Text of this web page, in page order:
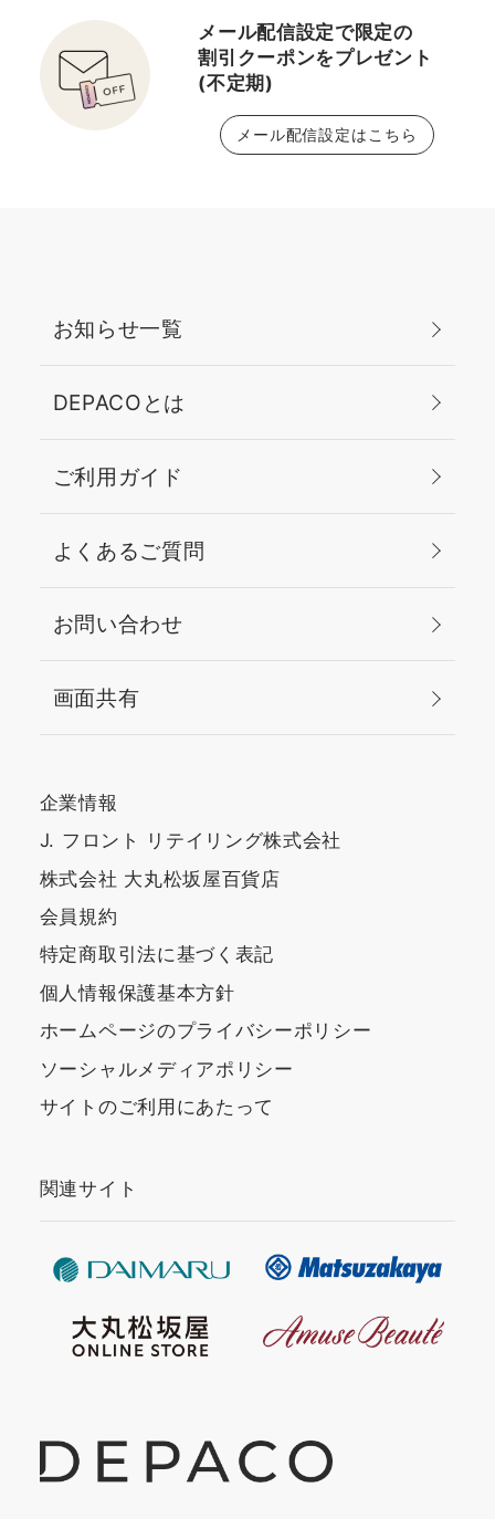
メール配信設定で限定の
割引クーポンをプレゼント
(不定期)
メール配信設定はこちら
お知らせ一覧
DEPACOとは
ご利用ガイド
よくあるご質問
お問い合わせ
画面共有
企業情報
J. フロント リテイリング株式会社
株式会社 大丸松坂屋百貨店
会員規約
特定商取引法に基づく表記
個人情報保護基本方針
ホームページのプライバシーポリシー
ソーシャルメディアポリシー
サイトのご利用にあたって
関連サイト